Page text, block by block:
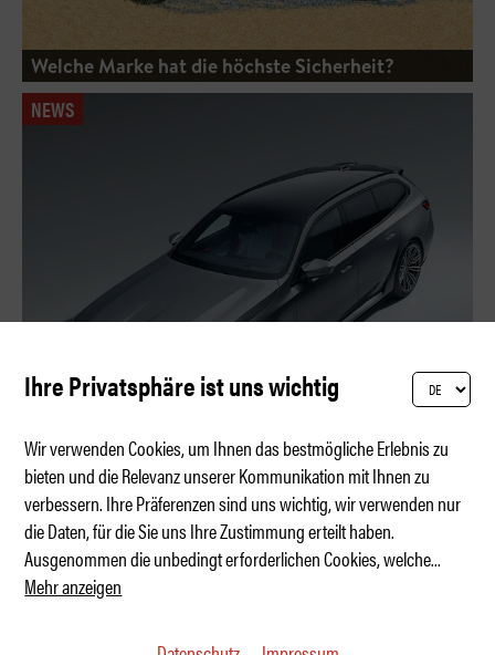
Welche Marke hat die höchste Sicherheit?
NEWS
Bovensiepen 05 GT: Fine Driving
Ihre Privatsphäre ist uns wichtig
Wir verwenden Cookies, um Ihnen das bestmögliche Erlebnis zu
bieten und die Relevanz unserer Kommunikation mit Ihnen zu
verbessern. Ihre Präferenzen sind uns wichtig, wir verwenden nur
die Daten, für die Sie uns Ihre Zustimmung erteilt haben.
Ausgenommen die unbedingt erforderlichen Cookies, welche...
Mehr anzeigen